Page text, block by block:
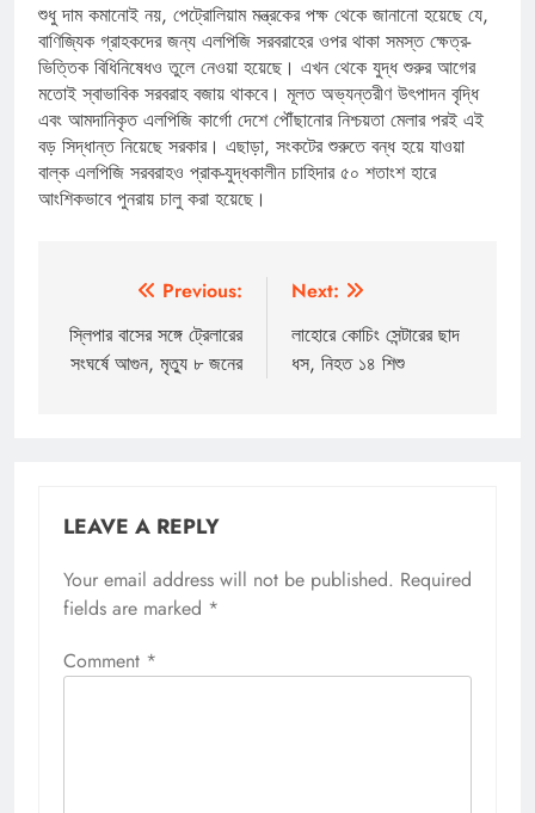
শুধু দাম কমানোই নয়, পেট্রোলিয়াম মন্ত্রকের পক্ষ থেকে জানানো হয়েছে যে,
বাণিজ্যিক গ্রাহকদের জন্য এলপিজি সরবরাহের ওপর থাকা সমস্ত ক্ষেত্র-
ভিত্তিক বিধিনিষেধও তুলে নেওয়া হয়েছে। এখন থেকে যুদ্ধ শুরুর আগের
মতোই স্বাভাবিক সরবরাহ বজায় থাকবে। মূলত অভ্যন্তরীণ উৎপাদন বৃদ্ধি
এবং আমদানিকৃত এলপিজি কার্গো দেশে পৌঁছানোর নিশ্চয়তা মেলার পরই এই
বড় সিদ্ধান্ত নিয়েছে সরকার। এছাড়া, সংকটের শুরুতে বন্ধ হয়ে যাওয়া
বাল্ক এলপিজি সরবরাহও প্রাক-যুদ্ধকালীন চাহিদার ৫০ শতাংশ হারে
আংশিকভাবে পুনরায় চালু করা হয়েছে।
navigation
Previous:
স্লিপার বাসের সঙ্গে ট্রেলারের
সংঘর্ষে আগুন, মৃত্যু ৮ জনের
Next:
লাহোরে কোচিং সেন্টারের ছাদ
ধস, নিহত ১৪ শিশু
LEAVE A REPLY
Your email address will not be published. Required
fields are marked *
Comment *